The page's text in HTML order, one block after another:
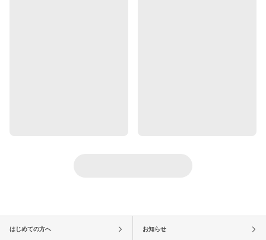
はじめての方へ お知らせ